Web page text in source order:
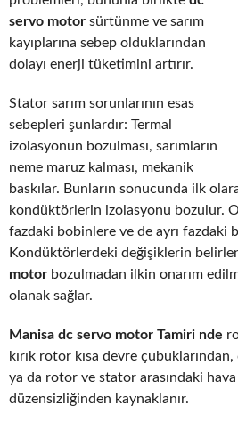
servo motor sürtünme ve sarım
kayıplarına sebep olduklarından
dolayı enerji tüketimini artırır.
Stator sarım sorunlarının esas
sebepleri şunlardır: Termal
izolasyonun bozulması, sarımların
neme maruz kalması, mekanik
baskılar. Bunların sonucunda ilk
kondüktörlerin izolasyonu bozulur.
fazdaki bobinlere ve de ayrı fazdaki
Kondüktörlerdeki değişiklerin
motor bozulmadan ilkin onarım
olanak sağlar.
Manisa dc servo motor Tamiri nde
kırık rotor kısa devre
ya da rotor ve stator arasındaki
düzensizliğinden kaynaklanır.